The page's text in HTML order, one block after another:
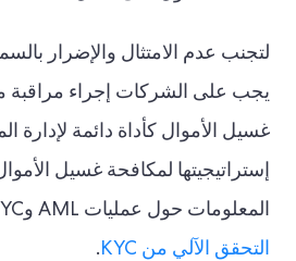
لتجنب عدم الامتثال والإضرار
يجب على الشركات إجراء مراقبة
غسيل الأموال كأداة دائمة لإدارة
إستراتيجيتها لمكافحة غسيل
المعلومات حول عمليات AML وKYC الآلية، اقرأ
التحقق الآلي من KYC
.